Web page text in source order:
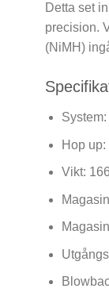
Detta set
precision.
(NiMH)
Hop
Vikt: